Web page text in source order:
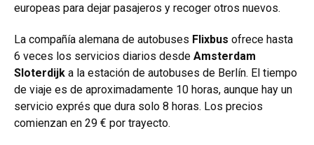
europeas para dejar pasajeros y recoger otros nuevos.
La compañía alemana de autobuses Flixbus ofrece hasta
6 veces los servicios diarios desde Amsterdam
Sloterdijk a la estación de autobuses de Berlín. El tiempo
de viaje es de aproximadamente 10 horas, aunque hay un
servicio exprés que dura solo 8 horas. Los precios
comienzan en 29 € por trayecto.